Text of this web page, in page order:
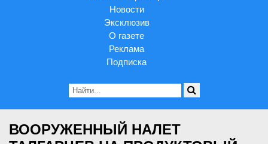
Новости
Эксклюзив
О газете
Реклама
Подписка
ВООРУЖЕННЫЙ НАЛЕТ